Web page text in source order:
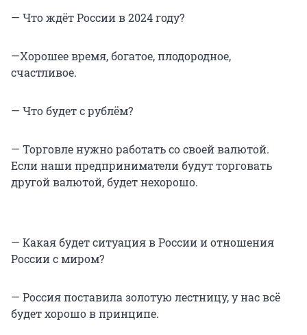
— Что ждёт России в 2024 году?
—Хорошее время, богатое, плодородное,
счастливое.
— Что будет с рублём?
— Торговле нужно работать со своей валютой.
Если наши предприниматели будут торговать
другой валютой, будет нехорошо.
— Какая будет ситуация в России и отношения
России с миром?
— Россия поставила золотую лестницу, у нас всё
будет хорошо в принципе.